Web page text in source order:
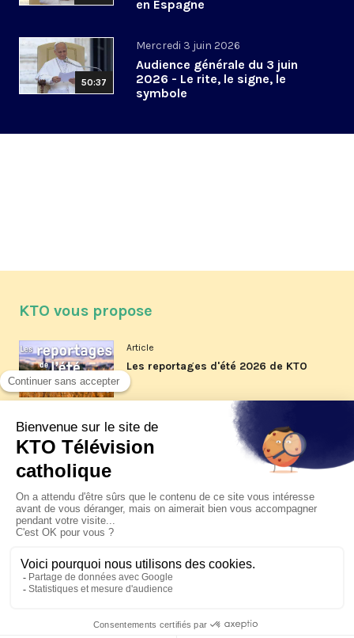
en Espagne
50:37
Mercredi 3 juin 2026
Audience générale du 3 juin
2026 - Le rite, le signe, le
symbole
KTO vous propose
Article
Les reportages d'été 2026 de KTO
Article
La visite pastorale du pape Léon
XIV à Assise à suivre sur KTO le
Article
Le pape en Uruguay, Argentine et